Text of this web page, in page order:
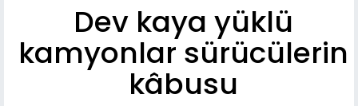
Dev kaya yüklü
kamyonlar sürücülerin
kâbusu